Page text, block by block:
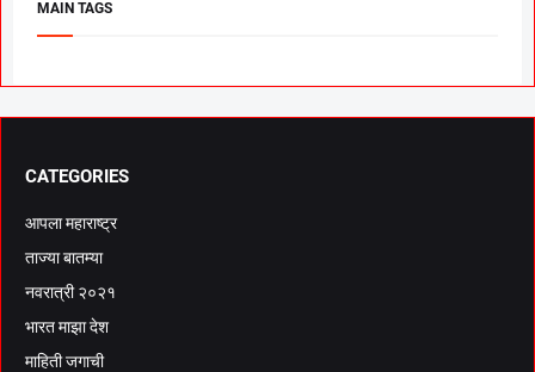
MAIN TAGS
CATEGORIES
आपला महाराष्ट्र
ताज्या बातम्या
नवरात्री २०२१
भारत माझा देश
माहिती जगाची